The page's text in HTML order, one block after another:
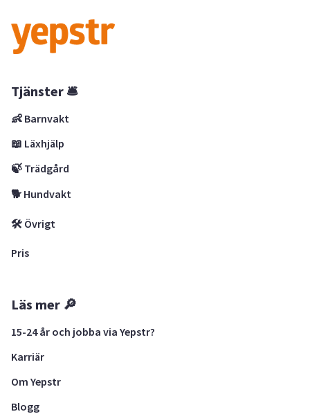
Tjänster 🛎
👶 Barnvakt
📖 Läxhjälp
🍃 Trädgård
🐕 Hundvakt
🛠 Övrigt
Pris
Läs mer 🔎
15-24 år och jobba via Yepstr?
Karriär
Om Yepstr
Blogg